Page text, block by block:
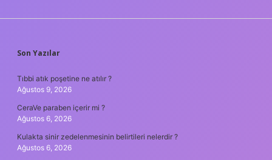
SIDEBAR
Son Yazılar
Tıbbi atık poşetine ne atılır ?
Ağustos 9, 2026
CeraVe paraben içerir mi ?
Ağustos 6, 2026
Kulakta sinir zedelenmesinin belirtileri nelerdir ?
Ağustos 6, 2026